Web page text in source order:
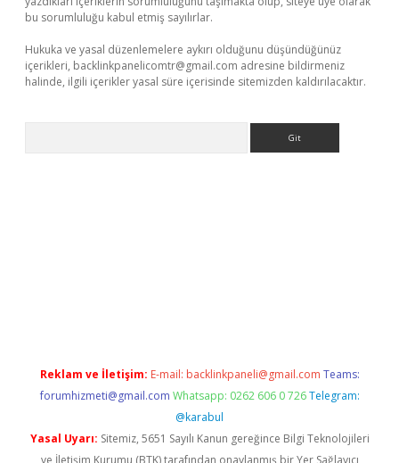
bu sorumluluğu kabul etmiş sayılırlar.
Hukuka ve yasal düzenlemelere aykırı olduğunu düşündüğünüz
içerikleri, backlinkpanelicomtr@gmail.com adresine bildirmeniz
halinde, ilgili içerikler yasal süre içerisinde sitemizden kaldırılacaktır.
Reklam ve İletişim: E-mail: backlinkpaneli@gmail.com Teams:
forumhizmeti@gmail.com Whatsapp: 0262 606 0 726 Telegram:
@karabul
Yasal Uyarı: Sitemiz, 5651 Sayılı Kanun gereğince Bilgi Teknolojileri
ve İletişim Kurumu (BTK) tarafından onaylanmış bir Yer Sağlayıcı